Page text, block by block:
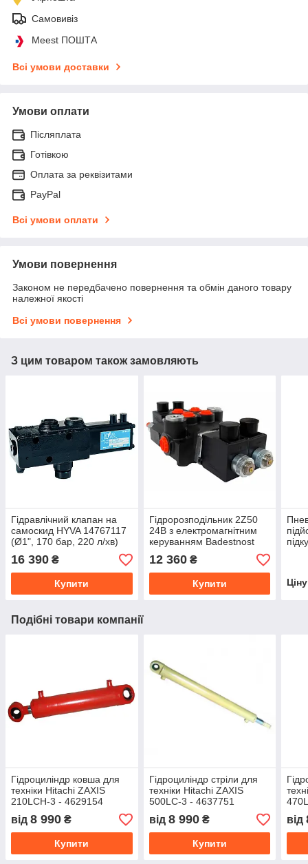
Самовивіз
Meest ПОШТА
Всі умови доставки
Умови оплати
Післяплата
Готівкою
Оплата за реквізитами
PayPal
Всі умови оплати
Умови повернення
Законом не передбачено повернення та обмін даного товару
належної якості
Всі умови повернення
З цим товаром також замовляють
Гідравлічний клапан на
самоскид HYVA 14767117
(Ø1", 170 бар, 220 л/хв)
16 390 ₴
Купити
Гідророзподільник 2Z50
24В з електромагнітним
керуванням Badestnost
12 360₴
Купити
Подібні товари компанії
Гідроциліндр ковша для
техніки Hitachi ZAXIS
210LCH-3 - 4629154
від 8 990 ₴
Купити
Гідроциліндр стріли для
техніки Hitachi ZAXIS
500LC-3 - 4637751
від 8 990₴
Купити
від